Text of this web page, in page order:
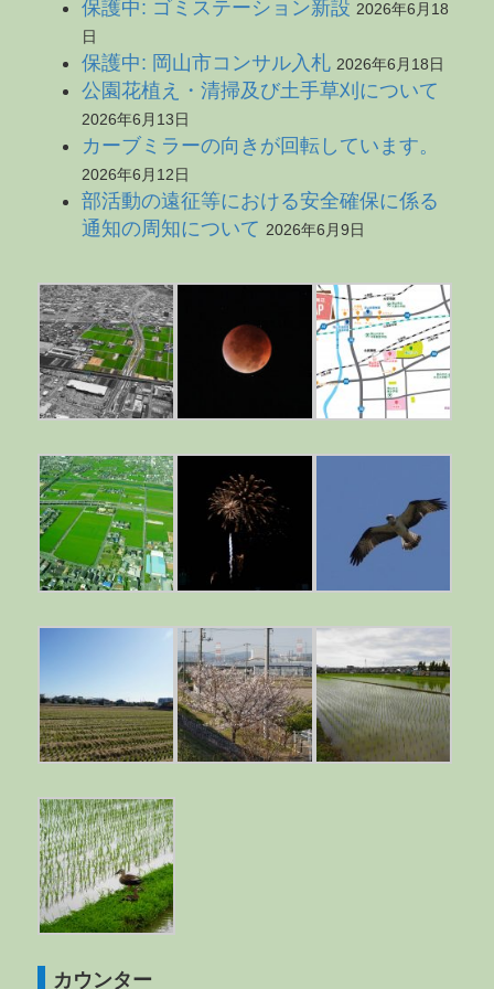
保護中: ゴミステーション新設 2026年6月18
日
保護中: 岡山市コンサル入札 2026年6月18日
公園花植え・清掃及び土手草刈について
2026年6月13日
カーブミラーの向きが回転しています。
2026年6月12日
部活動の遠征等における安全確保に係る
通知の周知について 2026年6月9日
カウンター